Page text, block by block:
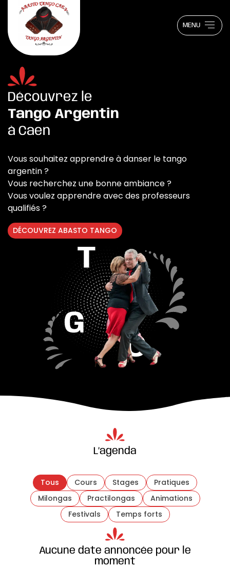
MENU
Découvrez le
Tango Argentin
à Caen
Vous souhaitez apprendre à danser le tango
argentin ?
Vous recherchez une bonne ambiance ?
Vous voulez apprendre avec des professeurs
qualifiés ?
DÉCOUVREZ ABASTO TANGO
L’agenda
Tous Cours Stages
Pratiques
Milongas
Practilongas
Animations
Festivals
Temps forts
Aucune date annoncée pour le
moment